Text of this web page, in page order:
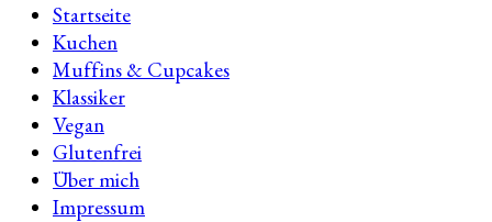
Startseite
Kuchen
Muffins & Cupcakes
Klassiker
Vegan
Glutenfrei
Über mich
Impressum